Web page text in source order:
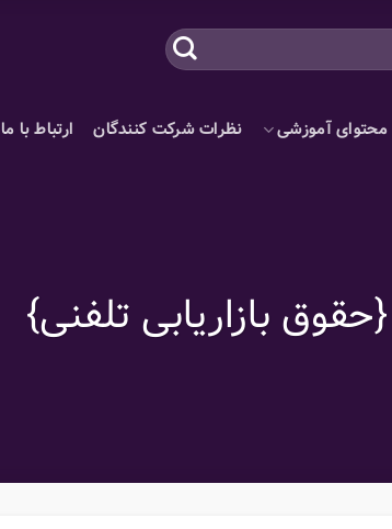
محتوای آموزشی نظرات شرکت کنندگان ارتباط با ما
بازاریابی تلفنی}